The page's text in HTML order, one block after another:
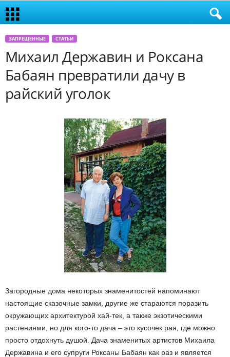
ЗАПРЕЩЕННЫЕ СТАТЬИ
Михаил Державин и Роксана
Бабаян превратили дачу в
райский уголок
Загородные дома некоторых знаменитостей напоминают
настоящие сказочные замки, другие же стараются поразить
окружающих архитектурой хай-тек, а также экзотическими
растениями, но для кого-то дача – это кусочек рая, где можно
просто отдохнуть душой. Дача знаменитых артистов Михаила
Державина и его супруги Роксаны Бабаян как раз и является